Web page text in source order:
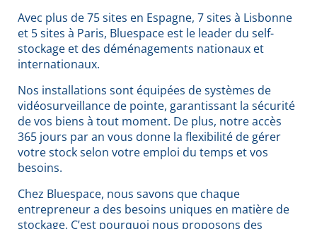
Avec plus de 75 sites en Espagne, 7 sites à Lisbonne
et 5 sites à Paris, Bluespace est le leader du self-
stockage et des déménagements nationaux et
internationaux.
Nos installations sont équipées de systèmes de
vidéosurveillance de pointe, garantissant la sécurité
de vos biens à tout moment. De plus, notre accès
365 jours par an vous donne la flexibilité de gérer
votre stock selon votre emploi du temps et vos
besoins.
Chez Bluespace, nous savons que chaque
entrepreneur a des besoins uniques en matière de
stockage. C’est pourquoi nous proposons des